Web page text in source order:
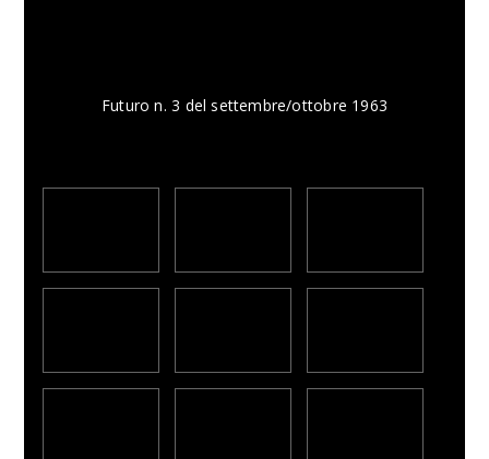
Futuro n. 3 del settembre/ottobre 1963